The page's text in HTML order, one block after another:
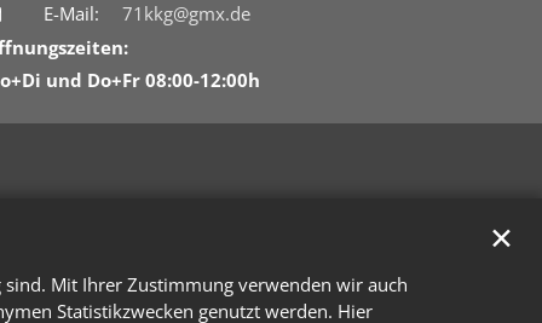
Mit Ihrer Zustimmung verwenden wir auch
Statistikzwecken genutzt werden. Hier
✕
E-Mail:
71kkg@gmx.de
und Do+Fr 08:00-12:00h